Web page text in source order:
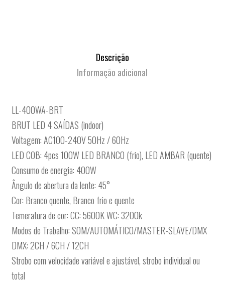
Descrição
Informação adicional
LL-400WA-BRT
BRUT LED 4 SAÍDAS (indoor)
Voltagem: AC100-240V 50Hz / 60Hz
LED COB: 4pcs 100W LED BRANCO (frio), LED AMBAR (quente)
Consumo de energia: 400W
Ângulo de abertura da lente: 45°
Cor: Branco quente, Branco frio e quente
Temeratura de cor: CC: 5600K WC: 3200k
Modos de Trabalho: SOM/AUTOMÁTICO/MASTER-SLAVE/DMX
DMX: 2CH / 6CH / 12CH
Strobo com velocidade variável e ajustável, strobo individual ou
total